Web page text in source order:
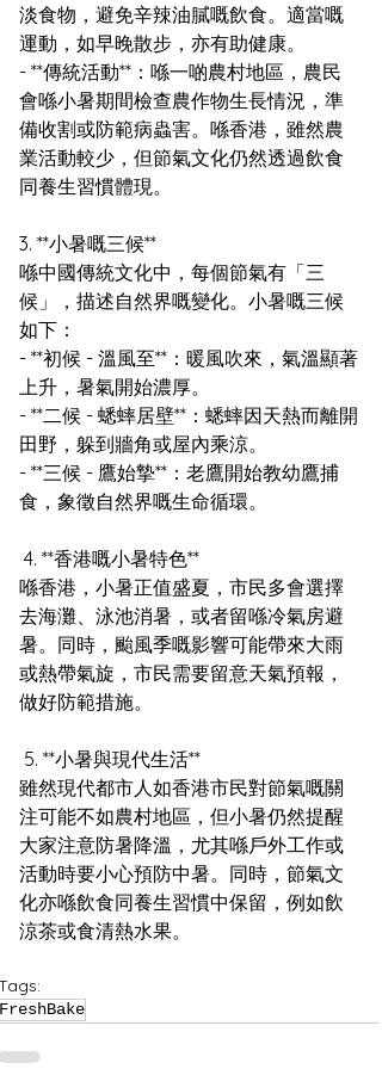
淡食物，避免辛辣油膩嘅飲食。適當嘅
運動，如早晚散步，亦有助健康。
- **傳統活動**：喺一啲農村地區，農民
會喺小暑期間檢查農作物生長情況，準
備收割或防範病蟲害。喺香港，雖然農
業活動較少，但節氣文化仍然透過飲食
同養生習慣體現。
3. **小暑嘅三候**
喺中國傳統文化中，每個節氣有「三
候」，描述自然界嘅變化。小暑嘅三候
如下：
- **初候 - 溫風至**：暖風吹來，氣溫顯著
上升，暑氣開始濃厚。
- **二候 - 蟋蟀居壁**：蟋蟀因天熱而離開
田野，躲到牆角或屋內乘涼。
- **三候 - 鷹始摯**：老鷹開始教幼鷹捕
食，象徵自然界嘅生命循環。
4. **香港嘅小暑特色**
喺香港，小暑正值盛夏，市民多會選擇
去海灘、泳池消暑，或者留喺冷氣房避
暑。同時，颱風季嘅影響可能帶來大雨
或熱帶氣旋，市民需要留意天氣預報，
做好防範措施。
5. **小暑與現代生活**
雖然現代都市人如香港市民對節氣嘅關
注可能不如農村地區，但小暑仍然提醒
大家注意防暑降溫，尤其喺戶外工作或
活動時要小心預防中暑。同時，節氣文
化亦喺飲食同養生習慣中保留，例如飲
涼茶或食清熱水果。
FreshBake